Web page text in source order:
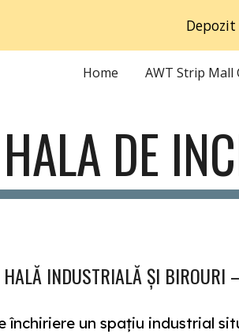
Skip to main
Home
HALA DE
HALĂ INDUSTRIALĂ ȘI
închiriere un spațiu industrial